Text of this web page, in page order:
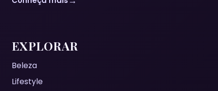
EXPLORAR
Beleza
Lifestyle